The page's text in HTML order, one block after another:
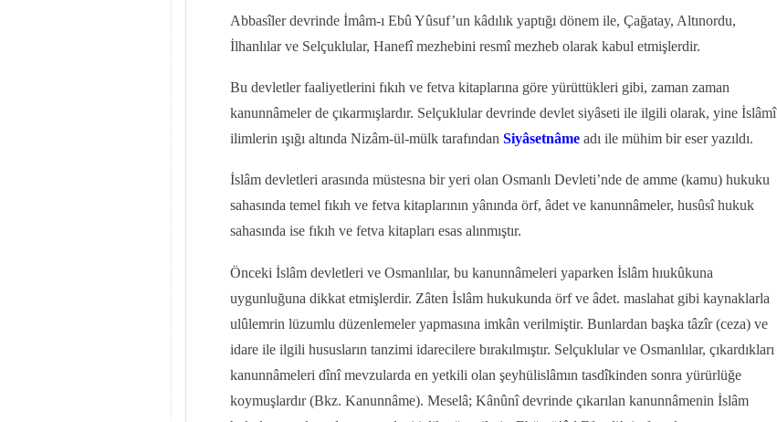
Abbasîler devrinde İmâm-ı Ebû Yûsuf’un kâdılık yaptığı dönem ile, Çağatay, Altınordu,
İlhanlılar ve Selçuklular, Hanefî mezhebini resmî mezheb olarak kabul etmişlerdir.
Bu devletler faaliyetlerini fıkıh ve fetva kitaplarına göre yürüttükleri gibi, zaman zaman
kanunnâmeler de çıkarmışlardır. Selçuklular devrinde devlet siyâseti ile ilgili olarak, yine İslâmî
ilimlerin ışığı altında Nizâm-ül-mülk tarafından Siyâsetnâmeadı ile mühim bir eser yazıldı.
İslâm devletleri arasında müstesna bir yeri olan Osmanlı Devleti’nde de amme (kamu) hukuku
sahasında temel fıkıh ve fetva kitaplarının yânında örf, âdet ve kanunnâmeler, husûsî hukuk
sahasında ise fıkıh ve fetva kitapları esas alınmıştır.
Önceki İslâm devletleri ve Osmanlılar, bu kanunnâmeleri yaparken İslâm hıukûkuna
uygunluğuna dikkat etmişlerdir. Zâten İslâm hukukunda örf ve âdet. maslahat gibi kaynaklarla
ulûlemrin lüzumlu düzenlemeler yapmasına imkân verilmiştir. Bunlardan başka tâzîr (ceza) ve
idare ile ilgili hususların tanzimi idarecilere bırakılmıştır. Selçuklular ve Osmanlılar, çıkardıkları
kanunnâmeleri dînî mevzularda en yetkili olan şeyhülislâmın tasdîkinden sonra yürürlüğe
koymuşlardır (Bkz. Kanunnâme). Meselâ; Kânûnî devrinde çıkarılan kanunnâmenin İslâm